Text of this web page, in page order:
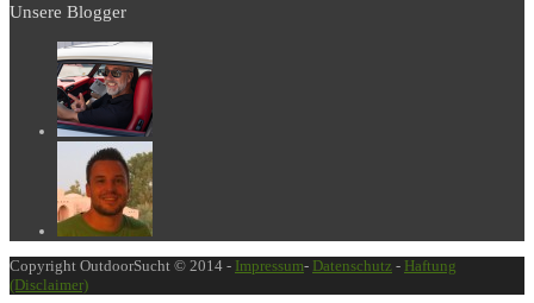
Unsere Blogger
Copyright OutdoorSucht © 2014 - Impressum- Datenschutz - Haftung
(Disclaimer)